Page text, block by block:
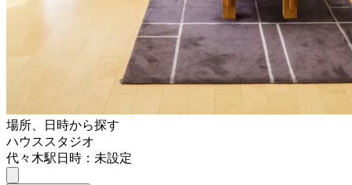
場所、日時から探す
ハウススタジオ
代々木駅日時：未設定